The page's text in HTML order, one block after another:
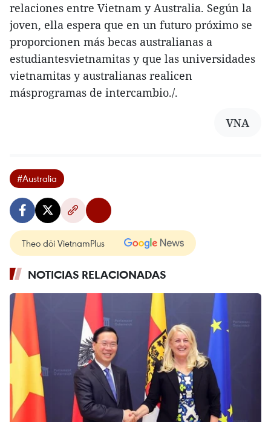
relaciones entre Vietnam y Australia. Según la
joven, ella espera que en un futuro próximo se
proporcionen más becas australianas a
estudiantesvietnamitas y que las universidades
vietnamitas y australianas realicen
másprogramas de intercambio./.
VNA
#Australia
Theo dõi VietnamPlus
NOTICIAS RELACIONADAS